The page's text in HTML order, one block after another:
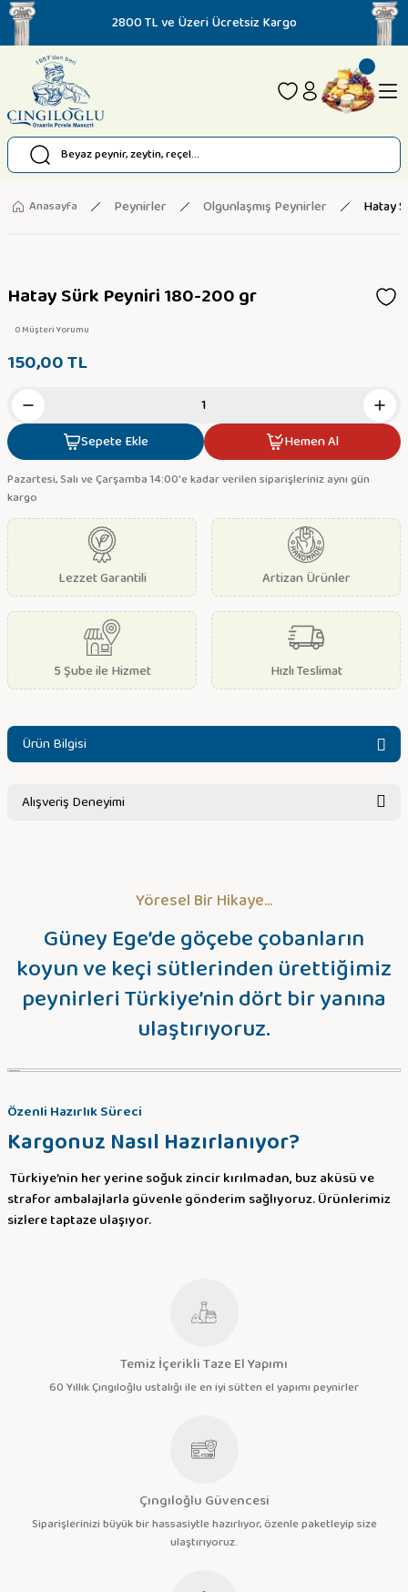
2800 TL ve Üzeri Ücretsiz Kargo
Anasayfa Peynirler Olgunlaşmış Peynirler Hatay
Hatay Sürk Peyniri 180-200 gr
0 Müşteri Yorumu
150,00 TL
Sepete Ekle Hemen Al
Pazartesi, Salı ve Çarşamba 14:00'e kadar verilen siparişleriniz aynı gün
kargo
Lezzet Garantili Artizan Ürünler
5 Şube ile Hizmet Hızlı Teslimat
Ürün Bilgisi
Alışveriş Deneyimi
Yöresel Bir Hikaye...
Güney Ege’de göçebe çobanların
koyun ve keçi sütlerinden ürettiğimiz
peynirleri Türkiye’nin dört bir yanına
ulaştırıyoruz.
Özenli Hazırlık Süreci
Kargonuz Nasıl Hazırlanıyor?
Türkiye’nin her yerine soğuk zincir kırılmadan, buz aküsü ve
strafor ambalajlarla güvenle gönderim sağlıyoruz. Ürünlerimiz
sizlere taptaze ulaşıyor.
Temiz İçerikli Taze El Yapımı
60 Yıllık Çıngıloğlu ustalığı ile en iyi sütten el yapımı peynirler
Çıngıloğlu Güvencesi
Siparişlerinizi büyük bir hassasiytle hazırlıyor, özenle paketleyip size
ulaştırıyoruz.